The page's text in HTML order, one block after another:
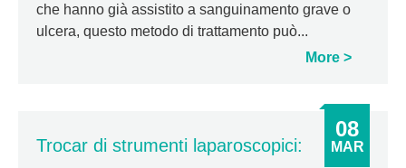
che hanno già assistito a sanguinamento grave o
ulcera, questo metodo di trattamento può...
More
Trocar di strumenti laparoscopici:
08
MAR